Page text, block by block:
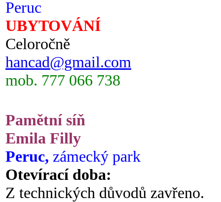
Peruc
UBYTOVÁNÍ
Celoročně
hancad@gmail.com
mob. 777 066 738
Pamětní síň
Emila Filly
Peruc, zámecký park
Otevírací doba:
Z technických důvodů zavřeno.